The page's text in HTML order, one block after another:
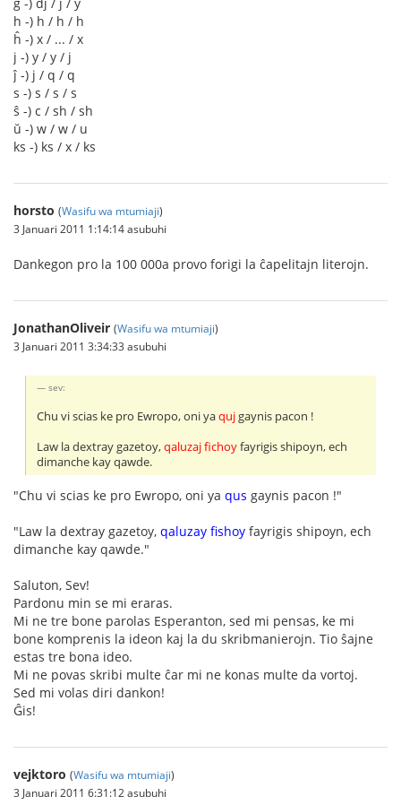
h -) h / h / h
ĥ -) x / ... / x
j -) y / y / j
ĵ -) j / q / q
s -) s / s / s
ŝ -) c / sh / sh
ŭ -) w / w / u
ks -) ks / x / ks
horsto (Wasifu wa mtumiaji)
3 Januari 2011 1:14:14 asubuhi
Dankegon pro la 100 000a provo forigi la ĉapelitajn literojn.
JonathanOliveir (Wasifu wa mtumiaji)
3 Januari 2011 3:34:33 asubuhi
sev:
Chu vi scias ke pro Ewropo, oni yaqujgaynis pacon !
Law la dextray gazetoy,qaluzaj fichoyfayrigis shipoyn, ech
dimanche kay qawde.
"Chu vi scias ke pro Ewropo, oni ya qus gaynis pacon !"
"Law la dextray gazetoy, qaluzay fishoy fayrigis shipoyn, ech
dimanche kay qawde."
Saluton, Sev!
Pardonu min se mi eraras.
Mi ne tre bone parolas Esperanton, sed mi pensas, ke mi
bone komprenis la ideon kaj la du skribmanierojn. Tio ŝajne
estas tre bona ideo.
Mi ne povas skribi multe ĉar mi ne konas multe da vortoj.
Sed mi volas diri dankon!
Ĝis!
vejktoro (Wasifu wa mtumiaji)
3 Januari 2011 6:31:12 asubuhi